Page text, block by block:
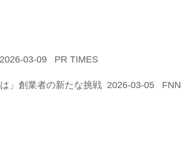
03-09 PR TIMES
」創業者の新たな挑戦 2026-03-05 FNN